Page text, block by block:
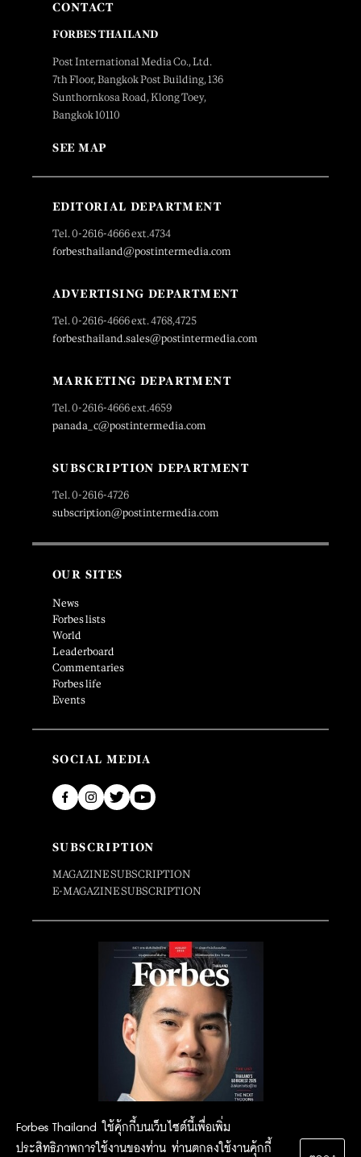
Forbes Thailand ใช้คุ้กกี้บนเว็บไซต์นี้เพื่อเพิ่ม
ประสิทธิภาพการใช้งานของท่าน ท่านตกลงใช้งานคุ้กกี้
CONTACT
FORBES THAILAND
Post International Media Co., Ltd.
7th Floor, Bangkok Post Building, 136
Sunthornkosa Road, Klong Toey,
Bangkok 10110
SEE MAP
EDITORIAL DEPARTMENT
Tel. 0-2616-4666 ext.4734
forbesthailand@postintermedia.com
ADVERTISING DEPARTMENT
Tel. 0-2616-4666 ext. 4768,4725
forbesthailand.sales@postintermedia.com
MARKETING DEPARTMENT
Tel. 0-2616-4666 ext.4659
panada_c@postintermedia.com
SUBSCRIPTION DEPARTMENT
Tel. 0-2616-4726
subscription@postintermedia.com
OUR SITES
News
Forbes lists
World
Leaderboard
Commentaries
Forbes life
Events
SOCIAL MEDIA
SUBSCRIPTION
MAGAZINE SUBSCRIPTION
E-MAGAZINE SUBSCRIPTION